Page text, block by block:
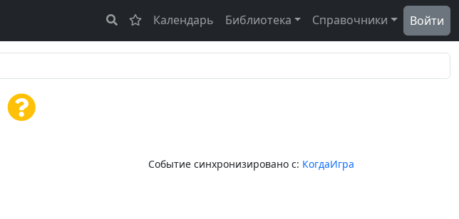
Календарь Библиотека Справочники Войти
Событие синхронизировано с: КогдаИгра